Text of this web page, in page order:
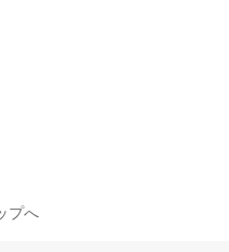
プへ